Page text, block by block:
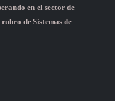
en el sector de
de Sistemas de